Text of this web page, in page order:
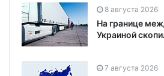
8 августа 2026
На границе
Украиной
7 августа 2026